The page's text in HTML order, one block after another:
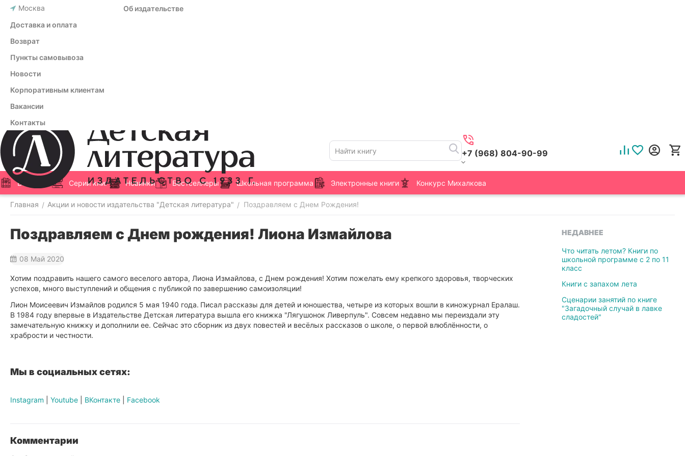
Москва
Об издательстве
Доставка и оплата
Возврат
Пункты самовывоза
Новости
Корпоративным клиентам
Вакансии
Контакты
+7 (968) 804-90-99
Все книги Серии книг Новинки Бестселлеры Школьная программа Электронные книги Конкурс Михалкова
Главная / Акции и новости издательства "Детская литература" / Поздравляем с Днем Рождения!
Поздравляем с Днем рождения! Лиона Измайлова
08 Май 2020
Хотим поздравить нашего самого веселого автора, Лиона Измайлова, с Днем рождения! Хотим пожелать ему крепкого здоровья, творческих
успехов, много выступлений и общения с публикой по завершению самоизоляции!
Лион Моисеевич Измайлов родился 5 мая 1940 года. Писал рассказы для детей и юношества, четыре из которых вошли в киножурнал Ералаш.
В 1984 году впервые в Издательстве Детская литература вышла его книжка "Лягушонок Ливерпуль". Совсем недавно мы переиздали эту
замечательную книжку и дополнили ее. Сейчас это сборник из двух повестей и весёлых рассказов о школе, о первой влюблённости, о
храбрости и честности.
Мы в социальных сетях:
Instagram Youtube ВКонтакте Facebook
Комментарии
НЕДАВНЕЕ
Что читать летом? Книги по
школьной программе с 2 по 11
класс
Книги с запахом лета
Сценарии занятий по книге
"Загадочный случай в лавке
сладостей"